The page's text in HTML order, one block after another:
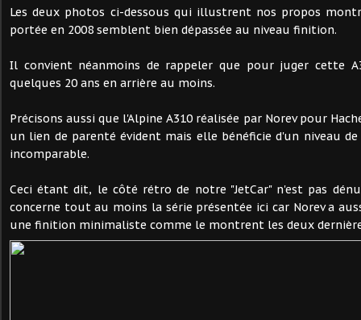
Les deux photos ci-dessous qui illustrent nos propos
portée en 2008 semblent bien dépassée au niveau finition.
Il convient néanmoins de rappeler que pour juger cette
quelques 20 ans en arrière au moins.
Précisons aussi que l'Alpine A310 réalisée par Norev pour
un lien de parenté évident mais elle bénéficie d'un niveau
incomparable.
Ceci étant dit, le côté rétro de notre "JetCar" n'est pas
concerne tout au moins la série présentée ici car Norev a
une finition minimaliste comme le montrent les deux